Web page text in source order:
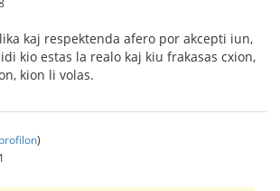
kaj respektenda afero por akcepti iun,
kio estas la realo kaj kiu frakasas cxion,
kion li volas.
)